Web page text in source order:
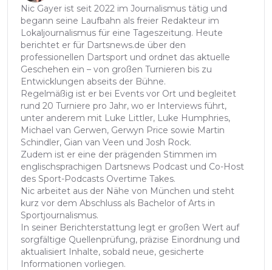
Nic Gayer ist seit 2022 im Journalismus tätig und
begann seine Laufbahn als freier Redakteur im
Lokaljournalismus für eine Tageszeitung. Heute
berichtet er für Dartsnews.de über den
professionellen Dartsport und ordnet das aktuelle
Geschehen ein – von großen Turnieren bis zu
Entwicklungen abseits der Bühne.
Regelmäßig ist er bei Events vor Ort und begleitet
rund 20 Turniere pro Jahr, wo er Interviews führt,
unter anderem mit Luke Littler, Luke Humphries,
Michael van Gerwen, Gerwyn Price sowie Martin
Schindler, Gian van Veen und Josh Rock.
Zudem ist er eine der prägenden Stimmen im
englischsprachigen Dartsnews Podcast und Co-Host
des Sport-Podcasts Overtime Takes.
Nic arbeitet aus der Nähe von München und steht
kurz vor dem Abschluss als Bachelor of Arts in
Sportjournalismus.
In seiner Berichterstattung legt er großen Wert auf
sorgfältige Quellenprüfung, präzise Einordnung und
aktualisiert Inhalte, sobald neue, gesicherte
Informationen vorliegen.